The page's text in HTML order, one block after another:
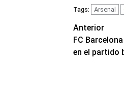
Tags: Arsenal
de
Anterior
FC
en el partido